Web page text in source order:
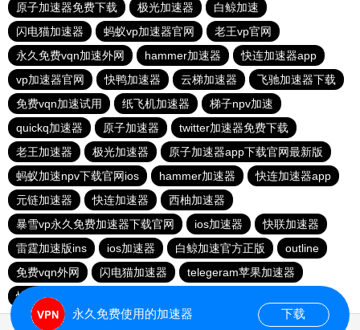
原子加速器免费下载
极光加速器
白鲸加速
闪电猫加速器
蚂蚁vp加速器官网
老王vp官网
永久免费vqn加速外网
hammer加速器
快连加速器app
vp加速器官网
快鸭加速器 云梯加速器
飞驰加速器下载
免费vqn加速试用
纸飞机加速器
梯子npv加速
quickq加速器
原子加速器
twitter加速器免费下载
老王加速器
极光加速器
原子加速器app下载官网最新版
蚂蚁加速npv下载官网ios
hammer加速器
快连加速器app
元链加速器
快连加速器
西柚加速器
暴雪vp永久免费加速器下载官网
ios加速器
快联加速器
雷霆加速版ins
ios加速器 白鲸加速官方正版
outline
免费vqn外网
闪电猫加速器
telegeram苹果加速器
快连lets加速器
永久免费使用的加速器 下载